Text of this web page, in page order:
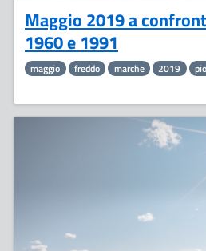
Maggio 2019 a
1960 e 1991
maggio freddo marche 2019